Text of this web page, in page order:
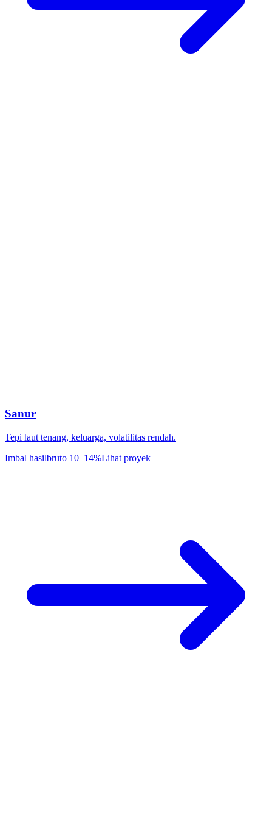
Sanur
Tepi laut tenang, keluarga, volatilitas rendah.
Imbal hasilbruto 10–14%Lihat proyek